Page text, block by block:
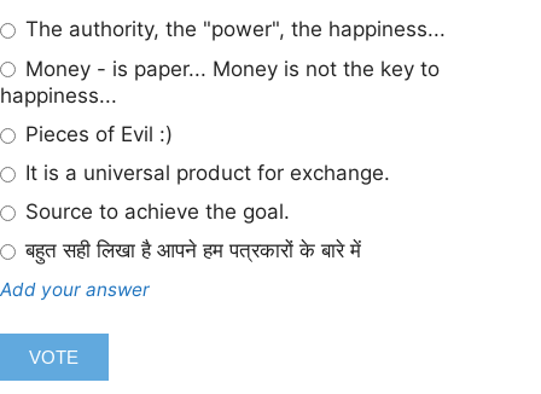
The authority, the "power", the happiness...
Money - is paper... Money is not the key to
happiness...
Pieces of Evil :)
It is a universal product for exchange.
Source to achieve the goal.
बहुत सही लिखा है आपने हम पत्रकारों के बारे में
Add your answer